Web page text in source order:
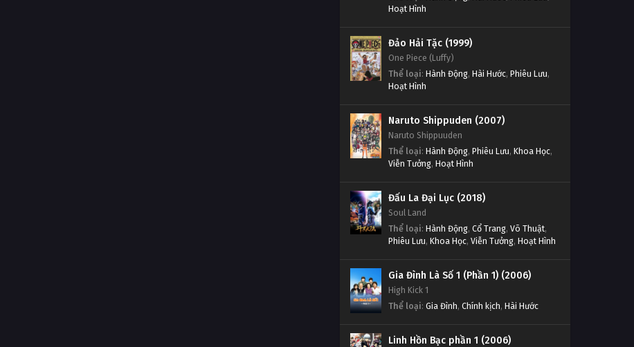
Hoạt Hình
Đảo Hải Tặc (1999)
One Piece (Luffy)
Thể loại: Hành Động, Hài Hước, Phiêu Lưu,
Hoạt Hình
Naruto Shippuden (2007)
Naruto Shippuuden
Thể loại: Hành Động, Phiêu Lưu, Khoa Học,
Viễn Tưởng, Hoạt Hình
Đấu La Đại Lục (2018)
Soul Land
Thể loại: Hành Động, Cổ Trang, Võ Thuật,
Phiêu Lưu, Khoa Học, Viễn Tưởng, Hoạt Hình
Gia Đình Là Số 1 (Phần 1) (2006)
High Kick 1
Thể loại: Gia Đình, Chính kịch, Hài Hước
Linh Hồn Bạc phần 1 (2006)